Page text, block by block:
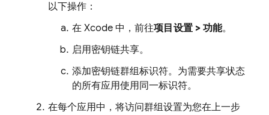
以下操作：
在 Xcode 中，前往项目设置 > 功能。
启用密钥链共享。
添加密钥链群组标识符。为需要共享状态
的所有应用使用同一标识符。
在每个应用中，将访问群组设置为您在上一步